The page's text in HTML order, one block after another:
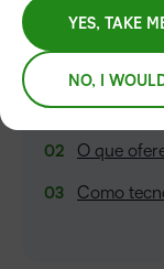
ÍNDICE
Como
O que
Como
YES, TAKE
NO, I